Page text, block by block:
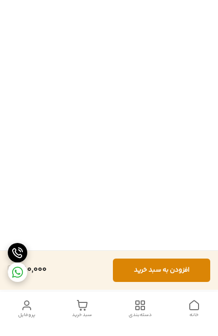
880,000 افزودن به سبد خرید
پروفایل سبد خرید دسته‌بندی خانه